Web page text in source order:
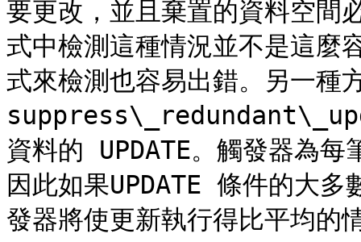
要更改，並且棄置的資料空間
式中檢測這種情況並不是這麼
式來檢測也容易出錯。另一種
資料的 UPDATE。觸發器為
因此如果UPDATE 條件的大
發器將使更新執行得比平均的